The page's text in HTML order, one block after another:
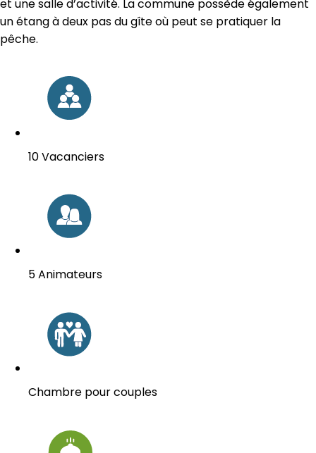
et une salle d’activité. La commune possède également
un étang à deux pas du gîte où peut se pratiquer la
pêche.
10 Vacanciers
5 Animateurs
Chambre pour couples